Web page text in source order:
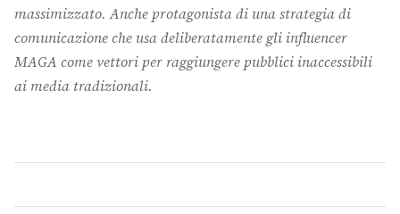
The Abstract
Cerca
massimizzato. Anche protagonista di una strategia di
comunicazione che usa deliberatamente gli influencer
MAGA come vettori per raggiungere pubblici inaccessibili
ai media tradizionali.